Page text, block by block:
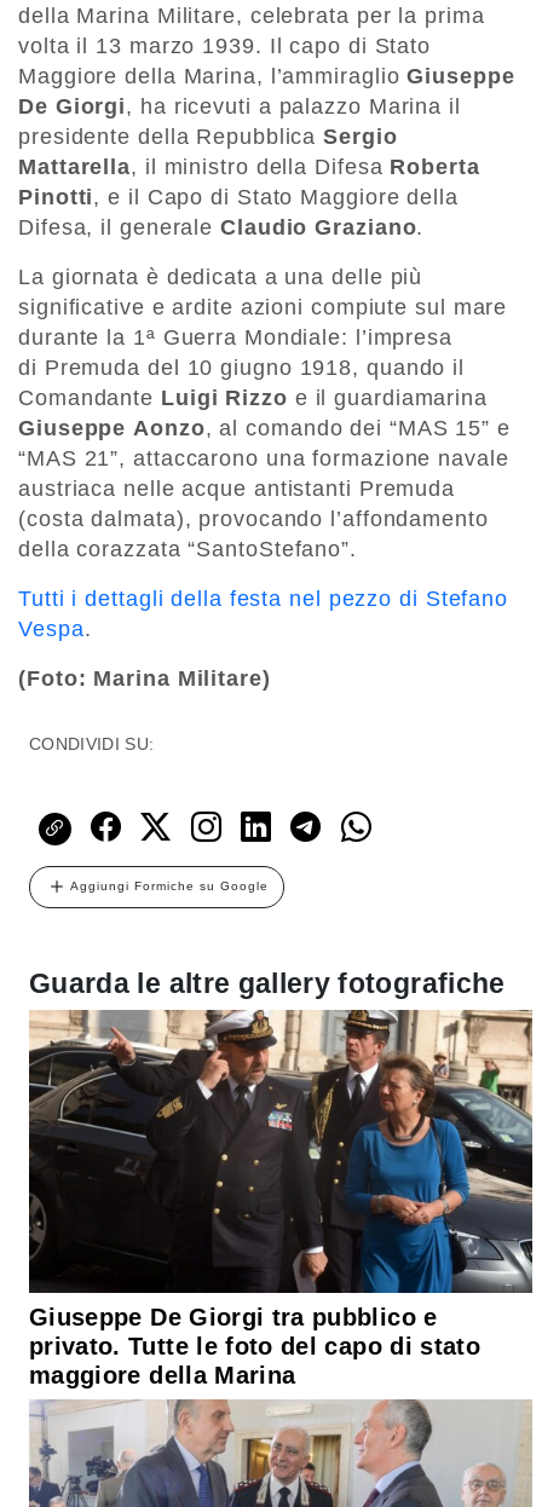
della Marina Militare, celebrata per la prima
volta i
l 13 marzo 1939. Il capo di Stato
Maggiore della Marina, l’ammiraglioGiuseppe
De Giorgi, ha ricevuti a palazzo Marina il
presidente della RepubblicaSergio
Mattarella, il ministro della Difesa Roberta
Pinotti, e il Capo di Stato Maggiore della
Difesa, il generale ClaudioGraziano.
La giornata è dedicata a una delle più
significative e ardite azioni compiute sul mare
durante la 1ª Guerra Mondiale: l’impresa
di Premuda del 10 giugno 1918, quando il
Comandante Luigi Rizzo e il guardiamarina
GiuseppeAonzo, al comando dei “MAS 15” e
“MAS 21”, attaccarono una formazione navale
austriaca nelleacque antistanti Premuda
(costa dalmata), provocando l’affondamento
della corazzata “SantoStefano”.
Tutti i dettagli della festa nel pezzo di Stefano
Vespa.
(Foto: Marina Militare)
CONDIVIDI SU:
Aggiungi Formiche su Google
Guarda le altre gallery fotografiche
Giuseppe De Giorgi tra pubblico e
privato. Tutte le foto del capo di stato
maggiore della Marina